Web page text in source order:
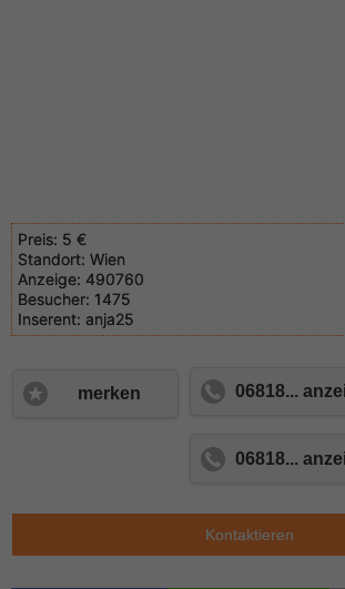
Preis: 5 €
Standort: Wien
Anzeige: 490760
Besucher: 1475
Inserent: anja25
merken 06818...
06818...
Kontaktieren